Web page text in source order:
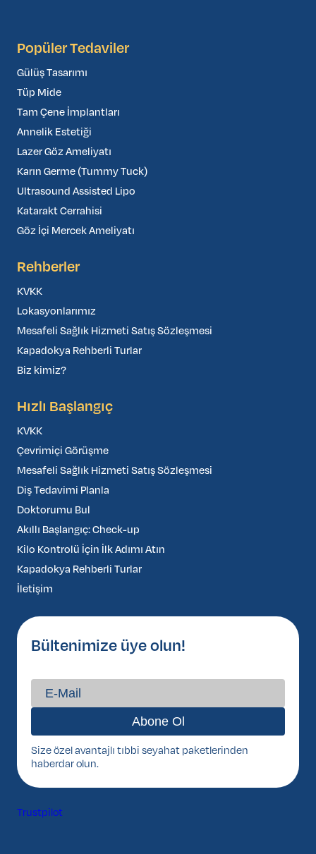
Popüler Tedaviler
Gülüş Tasarımı
Tüp Mide
Tam Çene İmplantları
Annelik Estetiği
Lazer Göz Ameliyatı
Karın Germe (Tummy Tuck)
Ultrasound Assisted Lipo
Katarakt Cerrahisi
Göz İçi Mercek Ameliyatı
Rehberler
KVKK
Lokasyonlarımız
Mesafeli Sağlık Hizmeti Satış Sözleşmesi
Kapadokya Rehberli Turlar
Biz kimiz?
Hızlı Başlangıç
KVKK
Çevrimiçi Görüşme
Mesafeli Sağlık Hizmeti Satış Sözleşmesi
Diş Tedavimi Planla
Doktorumu Bul
Akıllı Başlangıç: Check-up
Kilo Kontrolü İçin İlk Adımı Atın
Kapadokya Rehberli Turlar
İletişim
Bültenimize üye olun!
Size özel avantajlı tıbbi seyahat paketlerinden
haberdar olun.
Trustpilot